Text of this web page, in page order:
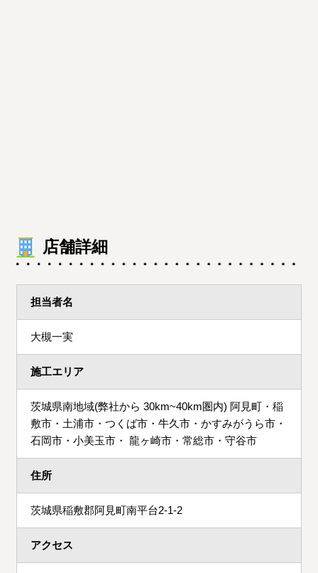
店舗詳細
担当者名
大槻一実
施工エリア
茨城県南地域(弊社から 30km~40km圏内) 阿見町・稲
敷市・土浦市・つくば市・牛久市・かすみがうら市・
石岡市・小美玉市・ 龍ヶ崎市・常総市・守谷市
住所
茨城県稲敷郡阿見町南平台2-1-2
アクセス